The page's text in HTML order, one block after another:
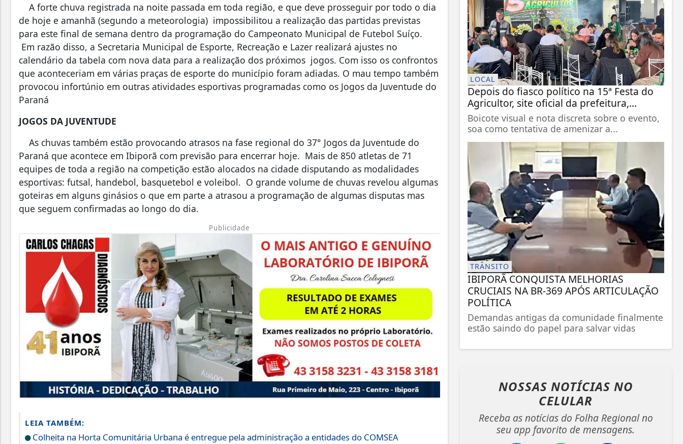
A forte chuva registrada na noite passada em toda região, e que deve prosseguir por todo o dia
de hoje e amanhã (segundo a meteorologia) impossibilitou a realização das partidas previstas
para este final de semana dentro da programação do Campeonato Municipal de Futebol Suíço.
Em razão disso, a Secretaria Municipal de Esporte, Recreação e Lazer realizará ajustes no
calendário da tabela com nova data para a realização dos próximos jogos. Com isso os confrontos
que aconteceriam em várias praças de esporte do município foram adiadas. O mau tempo também
provocou infortúnio em outras atividades esportivas programadas como os Jogos da Juventude do
Paraná
JOGOS DA JUVENTUDE
As chuvas também estão provocando atrasos na fase regional do 37° Jogos da Juventude do
Paraná que acontece em Ibiporã com previsão para encerrar hoje. Mais de 850 atletas de 71
equipes de toda a região na competição estão alocados na cidade disputando as modalidades
esportivas: futsal, handebol, basquetebol e voleibol. O grande volume de chuvas revelou algumas
goteiras em alguns ginásios o que em parte a atrasou a programação de algumas disputas mas
que seguem confirmadas ao longo do dia.
Publicidade
LEIA TAMBÉM:
Colheita na Horta Comunitária Urbana é entregue pela administração a entidades do COMSEA
LOCAL
Depois do fiasco político na 15ª Festa do
Agricultor, site oficial da prefeitura,...
Boicote visual e nota discreta sobre o evento,
soa como tentativa de amenizar a...
TRÂNSITO
IBIPORÃ CONQUISTA MELHORIAS
CRUCIAIS NA BR-369 APÓS ARTICULAÇÃO
POLÍTICA
Demandas antigas da comunidade finalmente
estão saindo do papel para salvar vidas
NOSSAS NOTÍCIAS NO
CELULAR
Receba as notícias do Folha Regional no
seu app favorito de mensagens.